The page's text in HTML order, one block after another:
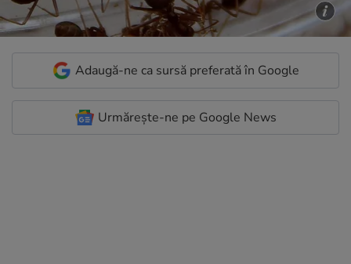
Adaugă-ne ca sursă preferată în Google
Urmărește-ne pe Google News